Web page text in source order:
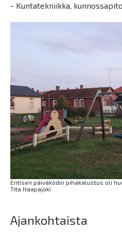
- Kuntatekniikka,
Entisen päiväkodin pihakalustus oli
Tita Haapajoki
Ajankohtaista